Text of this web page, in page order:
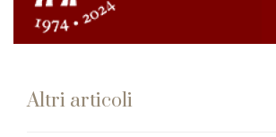
Altri articoli